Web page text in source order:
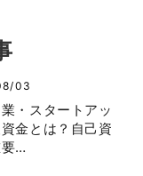
03
・スタートアッ
金とは？自己資
…